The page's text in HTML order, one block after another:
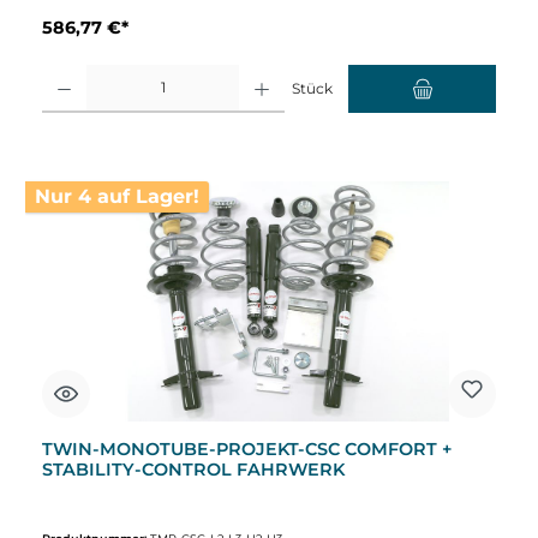
586,77 €*
Stück
Nur 4 auf Lager!
TWIN-MONOTUBE-PROJEKT-CSC COMFORT +
STABILITY-CONTROL FAHRWERK